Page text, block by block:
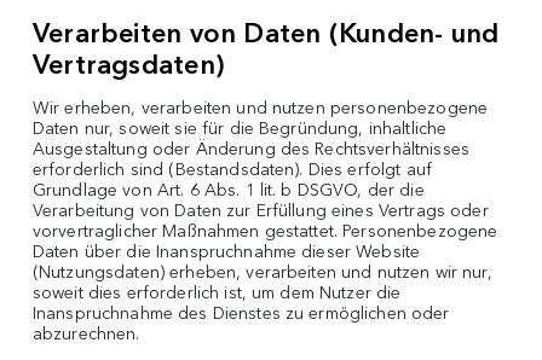
Verarbeiten von Daten (Kunden- und
Vertragsdaten)
Wir erheben, verarbeiten und nutzen personenbezogene
Daten nur, soweit sie für die Begründung, inhaltliche
Ausgestaltung oder Änderung des Rechtsverhältnisses
erforderlich sind (Bestandsdaten). Dies erfolgt auf
Grundlage von Art. 6 Abs. 1 lit. b DSGVO, der die
Verarbeitung von Daten zur Erfüllung eines Vertrags oder
vorvertraglicher Maßnahmen gestattet. Personenbezogene
Daten über die Inanspruchnahme dieser Website
(Nutzungsdaten) erheben, verarbeiten und nutzen wir nur,
soweit dies erforderlich ist, um dem Nutzer die
Inanspruchnahme des Dienstes zu ermöglichen oder
abzurechnen.